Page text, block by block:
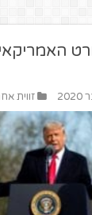
זווית